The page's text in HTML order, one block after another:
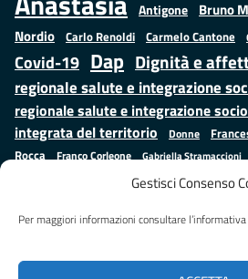
Gestisci Consenso
Per maggiori informazioni consultare
Antigone Bruno
Nordio Carlo Renoldi Carmelo Cantone
Covid-19 Dap Dignità e
regionale salute e integrazione
regionale salute e integrazione
integrata del territorio
Donne
Rocca
Franco Corleone Gabriella Stramaccioni
Giuseppe Emanuele Cangemi Istruzione e
Palma ministero della
Regione Lazio
Salute